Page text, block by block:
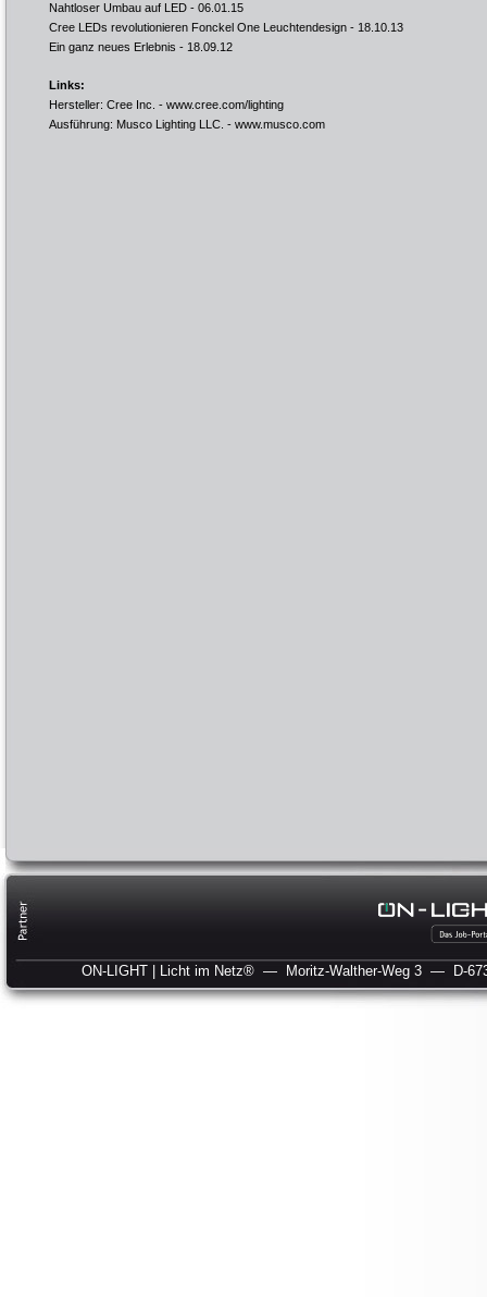
Nahtloser Umbau auf LED - 06.01.15
Cree LEDs revolutionieren Fonckel One Leuchtendesign - 18.10.13
Ein ganz neues Erlebnis - 18.09.12
Links:
Hersteller: Cree Inc. - www.cree.com/lighting
Ausführung: Musco Lighting LLC. - www.musco.com
ON-LIGHT | Licht im Netz® — Moritz-Walther-Weg 3 — D-